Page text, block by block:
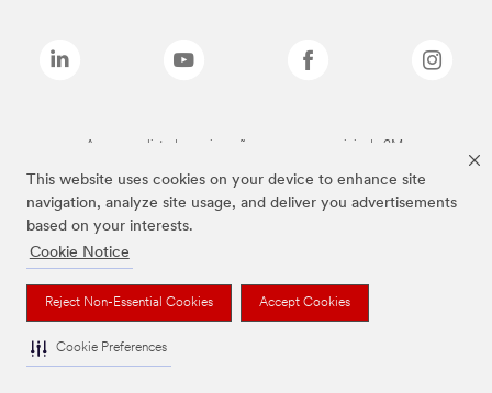
This website uses cookies on your device to enhance site
navigation, analyze site usage, and deliver you advertisements
based on your interests.
Cookie Notice
Reject Non-Essential Cookies Accept Cookies
Cookie Preferences
As marcas listadas a cima são marcas comerciais da 3M.